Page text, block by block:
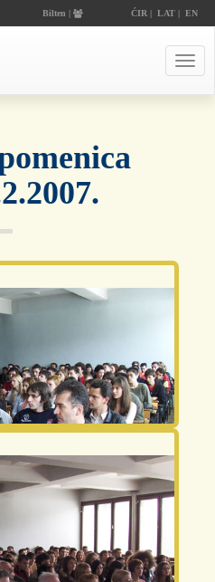
Bilten | ĆIR | LAT| EN